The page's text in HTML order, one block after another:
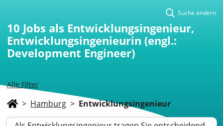
Alle Filter
Suche ändern
10 Jobs als Entwicklungsingenieur,
Entwicklungsingenieurin (engl.:
Development Engineer)
> Hamburg > Entwicklungsingenieur